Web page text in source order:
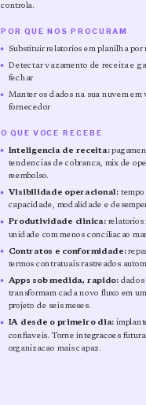
controla.
POR QUE NOS PROCURAM
Substituir relatorios em planilha
Detectar vazamento de receita e
fechar
Manter os dados na sua nuvem em
fornecedor
O QUE VOCE RECEBE
Inteligencia de receita:
tendencias de cobranca, mix de
reembolso.
Visibilidade operacional:tempo
capacidade, modalidade e
Produtividade clinica:relatorios
unidade com menos conciliacao
Contratos e conformidade:
termos contratuais rastreados
Apps sob medida, rapido:dados
transformam cada novo fluxo em
projeto de seis meses.
IA desde o primeiro dia:
confiaveis. Torne integracoes
organizacao mais capaz.